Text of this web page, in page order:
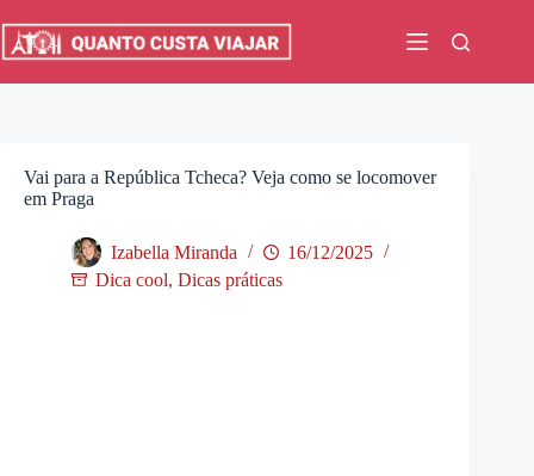
para
Vai para a República Tcheca? Veja como se locomover
em Praga
Izabella Miranda
16/12/2025
Dica cool, Dicas práticas